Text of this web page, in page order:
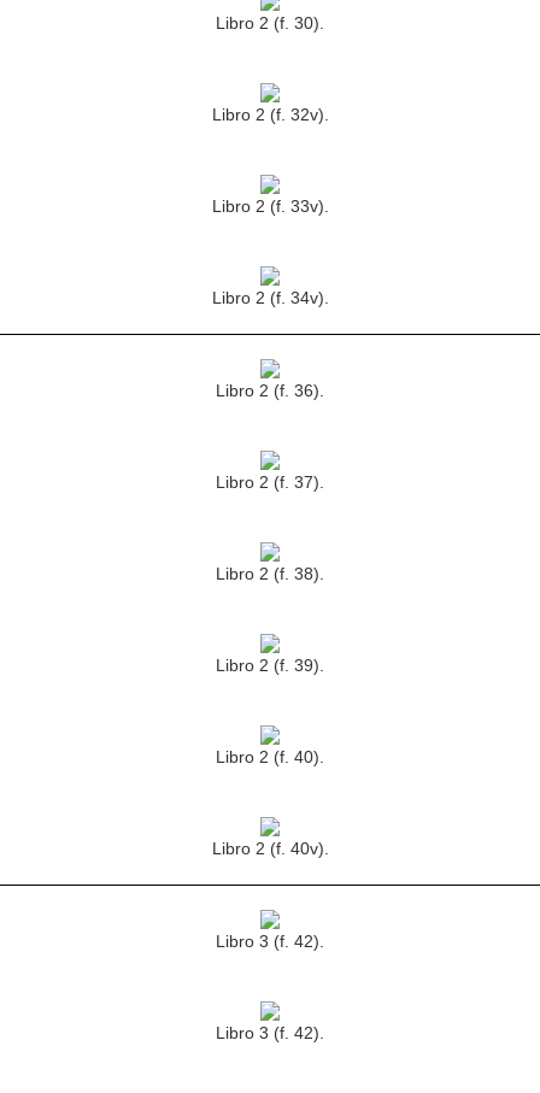
Libro 2 (f. 30).
Libro 2 (f. 32v).
Libro 2 (f. 33v).
Libro 2 (f. 34v).
Libro 2 (f. 36).
Libro 2 (f. 37).
Libro 2 (f. 38).
Libro 2 (f. 39).
Libro 2 (f. 40).
Libro 2 (f. 40v).
Libro 3 (f. 42).
Libro 3 (f. 42).